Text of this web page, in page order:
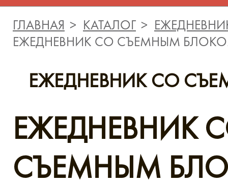
ГЛАВНАЯ КАТАЛОГ
ЕЖЕДНЕВНИК СО СЪЕМНЫМ
ЕЖЕДНЕВНИК СО
ЕЖЕДНЕВНИК
СЪЕМНЫМ